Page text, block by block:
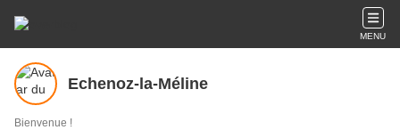
MENU
Echenoz-la-Méline
Bienvenue !